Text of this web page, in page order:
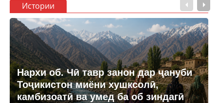
Истории
Нархи об. Чӣ тавр занон дар ҷануби
Тоҷикистон миёни хушксолӣ,
камбизоатӣ ва умед ба об зиндагӣ